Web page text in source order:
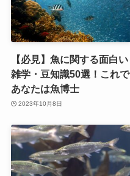
【必見】魚に関する面白い
雑学・豆知識50選！これで
あなたは魚博士
2023年10月8日